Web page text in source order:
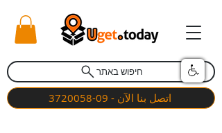
חיפוש באתר
اتصل بنا الآن - 09-3720058